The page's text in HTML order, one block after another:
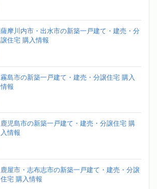
薩摩川内市・出水市の新築一戸建て・建売・分
譲住宅 購入情報
霧島市の新築一戸建て・建売・分譲住宅 購入
情報
鹿児島市の新築一戸建て・建売・分譲住宅 購
入情報
鹿屋市・志布志市の新築一戸建て・建売・分譲
住宅 購入情報